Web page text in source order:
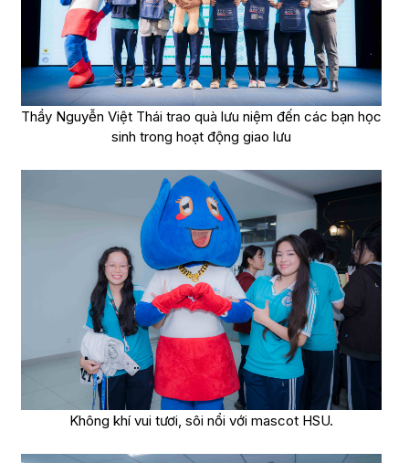
Thầy Nguyễn Việt Thái trao quà lưu niệm đến các bạn học
sinh trong hoạt động giao lưu
Không khí vui tươi, sôi nổi với mascot HSU.